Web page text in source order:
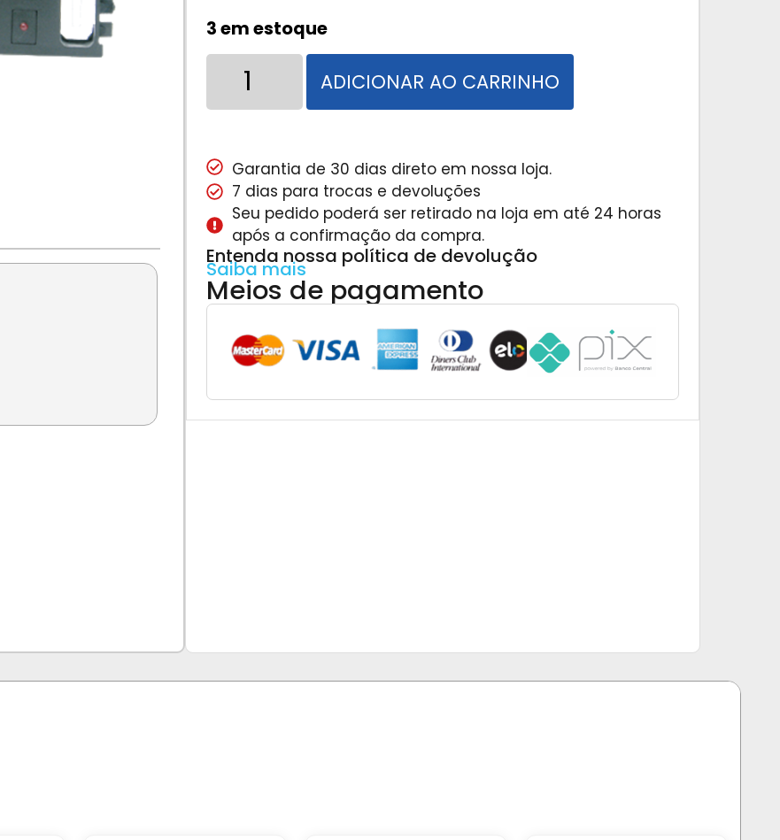
3 em estoque
ADICIONAR AO CARRINHO
Garantia de 30 dias direto em nossa loja.
7 dias para trocas e devoluções
Seu pedido poderá ser retirado na loja em até 24 horas
após a confirmação da compra.
Entenda nossa política de devolução
Saiba mais
Meios de pagamento